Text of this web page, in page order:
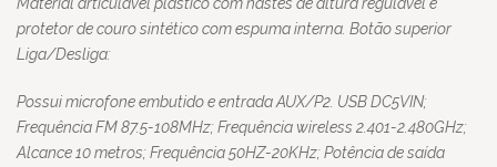
protetor de couro sintético com espuma interna. Botão superior
Liga/Desliga:
Possui microfone embutido e entrada AUX/P2. USB DC5VIN;
Frequência FM 87.5-108MHz; Frequência wireless 2.401-2.480GHz;
Alcance 10 metros; Frequência 50HZ-20KHz; Potência de saída